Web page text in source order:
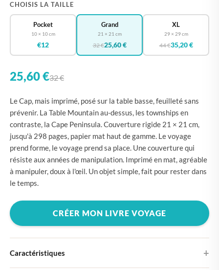
CHOISIS LA TAILLE
Pocket
10 × 10 cm
€12
Grand
21 × 21 cm
32 €25,60 €
XL
29 × 29 cm
44 €35,20 €
25,60 €32 €
Le Cap, mais imprimé, posé sur la table basse, feuilleté sans
prévenir. La Table Mountain au-dessus, les townships en
contraste, la Cape Peninsula. Couverture rigide 21 × 21 cm,
jusqu'à 298 pages, papier mat haut de gamme. Le voyage
prend forme, le voyage prend sa place. Une couverture qui
résiste aux années de manipulation. Imprimé en mat, agréable
à manipuler, doux à l'œil. Un objet simple, fait pour rester dans
le temps.
CRÉER MON LIVRE VOYAGE
Caractéristiques